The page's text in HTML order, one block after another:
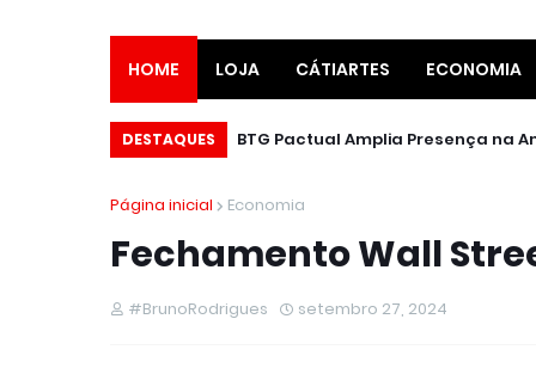
HOME LOJA CÁTIARTES ECONOMIA
DESTAQUES
Página inicial Economia
Fechamento Wall
#BrunoRodrigues setembro 27, 2024